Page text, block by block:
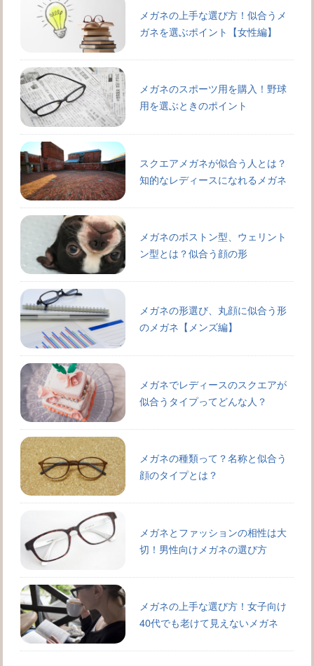
メガネの上手な選び方！似合うメ
ガネを選ぶポイント【女性編】
メガネのスポーツ用を購入！野球
用を選ぶときのポイント
スクエアメガネが似合う人とは？
知的なレディースになれるメガネ
メガネのボストン型、ウェリント
ン型とは？似合う顔の形
メガネの形選び、丸顔に似合う形
のメガネ【メンズ編】
メガネでレディースのスクエアが
似合うタイプってどんな人？
メガネの種類って？名称と似合う
顔のタイプとは？
メガネとファッションの相性は大
切！男性向けメガネの選び方
メガネの上手な選び方！女子向け
40代でも老けて見えないメガネ